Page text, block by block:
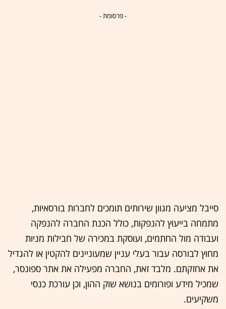
- פרסומת -
סייבל מציעה מגוון שירותים תומכים לחברות בורסאיות,
מתמחה בייעוץ להנפקות, כולל הכנת החברה להנפקה
ועבודה מול החתמים, ועוסקת במכירה של חבילות מניות
מחוץ לבורסה עבור בעלי עניין שמעוניינים להקטין או להגדיל
את אחזקתם. מלבד זאת, החברה מפעילה את אתר ספונסר,
שמכיל מידע ופורומים בנושא שוק ההון, וכן עורכת כנסי
משקיעים.